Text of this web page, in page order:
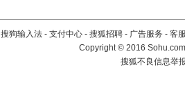
搜狗输入法 - 支付中心 - 搜狐招聘 - 广告服务 - 客
Copyright©2016
搜狐不良信息举